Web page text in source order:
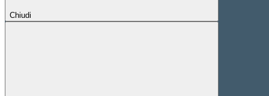
Chiudi